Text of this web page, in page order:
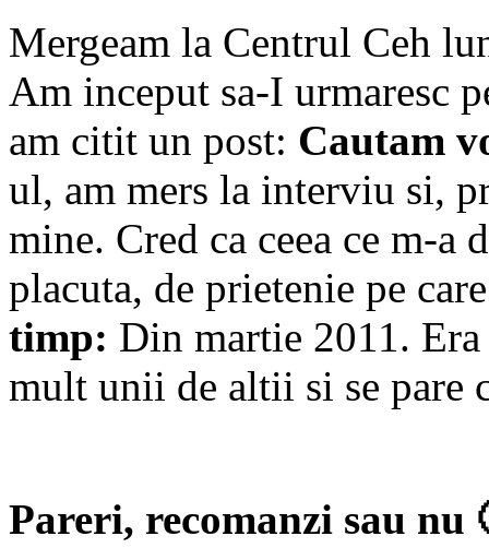
Mergeam la Centrul Ceh
Am inceput sa-I urmaresc
am citit un post: Cautam
ul, am mers la interviu si,
mine. Cred ca ceea ce m-a
placuta, de prietenie pe
timp: Din martie 2011.
mult unii de altii si se pare
Pareri, recomanzi sau nu